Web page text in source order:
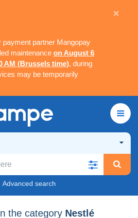
payment partner Mangopay
maintenance on August 6
AM (Brussels time), during
may be temporarily
×
Advanced search
the category Nestlé